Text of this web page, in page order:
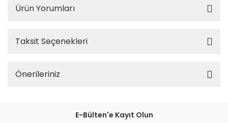
Ürün Yorumları
Taksit Seçenekleri
Önerileriniz
E-Bülten'e Kayıt Olun